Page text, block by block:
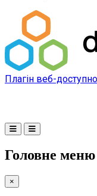
Плагін веб-
Головне меню
×